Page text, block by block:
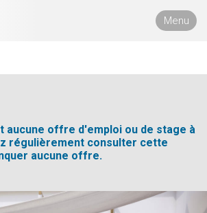
Menu
aucune offre d'emploi ou de stage à
régulièrement consulter cette
aucune offre.